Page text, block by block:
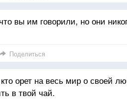
вы им говорили, но они
Поделиться
орет на весь мир о своей
в твой чай.